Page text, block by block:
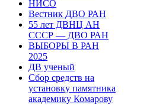
НИСО
Вестник ДВО РАН
55 лет ДВНЦ АН
СССР — ДВО РАН
ВЫБОРЫ В РАН
2025
ДВ ученый
Сбор средств на
установку памятника
академику Комарову